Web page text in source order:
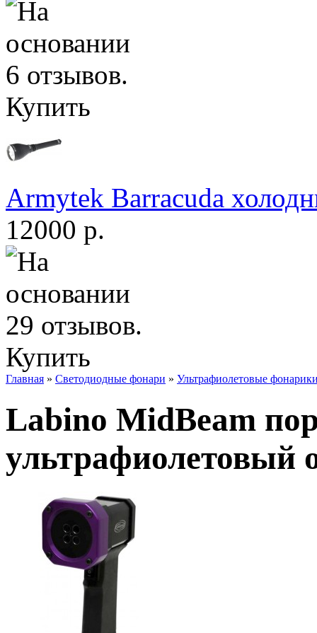
Купить
Armytek Barracuda
12000 р.
Купить
Главная » Светодиодные фонари » Ультрафиолетовые
Labino MidBeam
ультрафиолетовый